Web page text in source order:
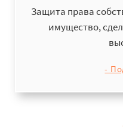
Защита права
имущество,
-